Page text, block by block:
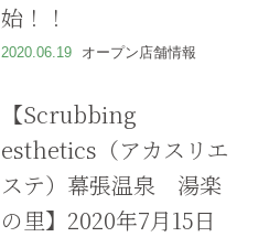
始！！
2020.06.19 オープン店舗情報
【 Scrubbing
esthetics（アカスリエ
ステ）幕張温泉 湯楽
の里】2020年7月15日